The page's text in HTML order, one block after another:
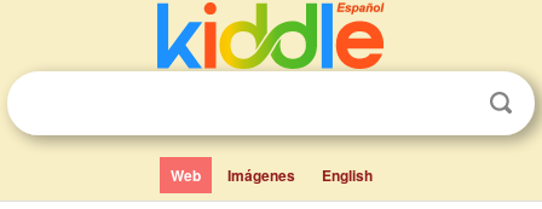
Web Imágenes English